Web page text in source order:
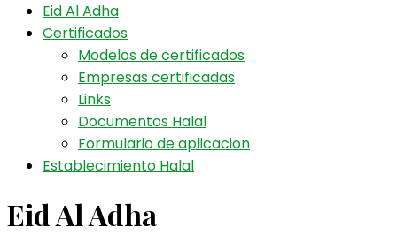
Eid Al Adha
Certificados
Modelos de certificados
Empresas certificadas
Links
Documentos Halal
Formulario de aplicacion
Establecimiento Halal
Eid Al Adha